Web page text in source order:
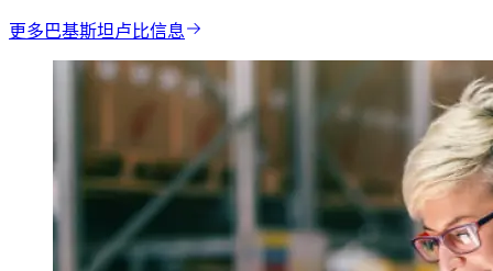
更多巴基斯坦卢比信息